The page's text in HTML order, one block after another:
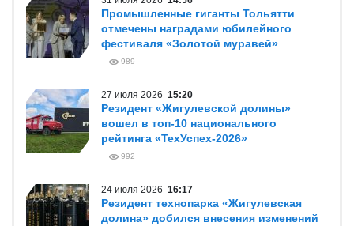
Промышленные гиганты Тольятти
отмечены наградами юбилейного
фестиваля «Золотой муравей»
989
27 июля 2026 15:20
Резидент «Жигулевской долины»
вошел в топ-10 национального
рейтинга «ТехУспех-2026»
992
24 июля 2026 16:17
Резидент технопарка «Жигулевская
долина» добился внесения изменений